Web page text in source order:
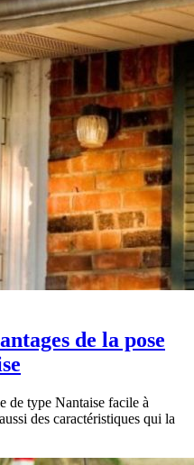
de la pose
de type Nantaise facile à
des caractéristiques qui la